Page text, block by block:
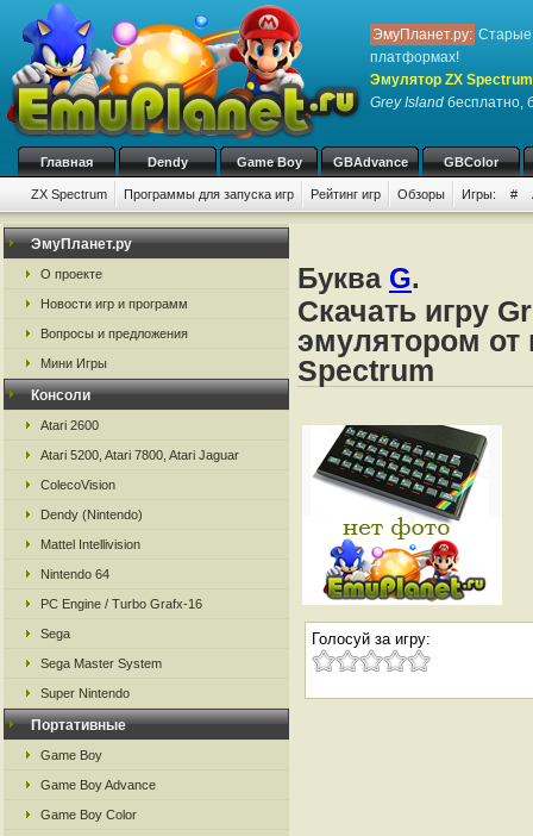
ЭмуПланет.ру: Старые
платформах!
Эмулятор ZX
Grey Island бесплатно,
Главная Dendy Game Boy GBAdvance GBColor
ZX Spectrum Программы для запуска игр Рейтинг игр Обзоры Игры: #
ЭмуПланет.ру
О проекте
Новости игр и программ
Вопросы и предложения
Мини Игры
Консоли
Atari 2600
Atari 5200, Atari 7800, Atari Jaguar
ColecoVision
Dendy (Nintendo)
Mattel Intellivision
Nintendo 64
PC Engine / Turbo Grafx-16
Sega
Sega Master System
Super Nintendo
Портативные
Game Boy
Game Boy Advance
Game Boy Color
Буква G.
Скачать игру
эмулятором от
Spectrum
Голосуй за игру: